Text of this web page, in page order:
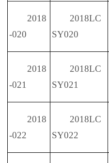
2018
-020
2018LC
SY020
2018
-021
2018LC
SY021
2018
-022
2018LC
SY022